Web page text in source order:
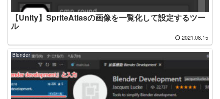
【Unity】SpriteAtlasの画像を一覧化して設定するツー
ル
2021.08.15
Blender